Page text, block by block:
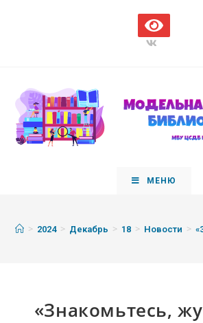
МЕНЮ
> 2024 > Декабрь > 18 > Новости >
«Знакомьтесь,